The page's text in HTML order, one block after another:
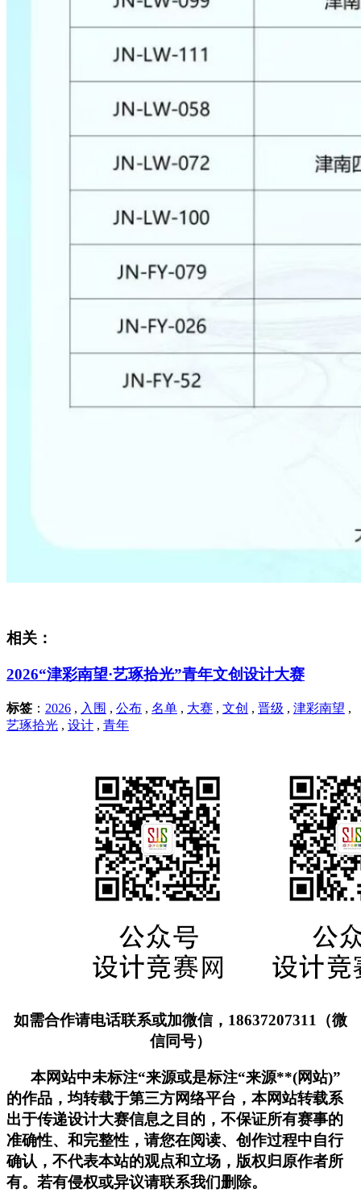
相关：
2026“津彩南望·艺琢拾光”青年文创设计大赛
标签 ： 2026 , 入围 , 公布 , 名单 , 大赛 , 文创 , 晋级 , 津彩南望 ,
艺琢拾光 , 设计 , 青年
如需合作请电话联系或加微信，18637207311（微
信同号）
本网站中未标注“来源或是标注“来源**(网站)”
的作品，均转载于第三方网络平台，本网站转载系
出于传递设计大赛信息之目的，不保证所有赛事的
准确性、和完整性，请您在阅读、创作过程中自行
确认，不代表本站的观点和立场，版权归原作者所
有。若有侵权或异议请联系我们删除。